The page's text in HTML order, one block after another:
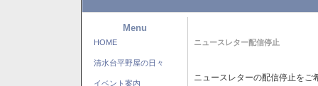
Menu
HOME
清水台平野屋の日々
イベント案内
ニュースレター配信停止
ニュースレターの配信停止を